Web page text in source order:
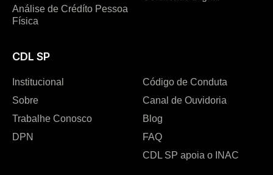
Análise de Crédíto Pessoa
Física
CDL SP
Institucional
Sobre
Trabalhe Conosco
DPN
Código de Conduta
Canal de Ouvidoria
Blog
FAQ
CDL SP apoia o INAC